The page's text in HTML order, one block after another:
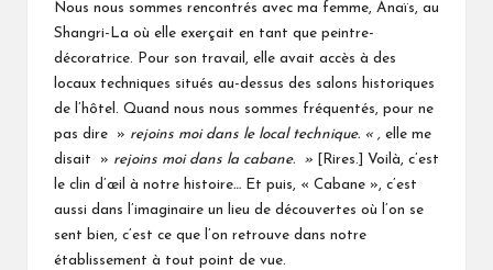
Nous nous sommes rencontrés avec ma femme, Anaïs, au
Shangri-La où elle exerçait en tant que peintre-
décoratrice. Pour son travail, elle avait accès à des
locaux techniques situés au-dessus des salons historiques
de l’hôtel. Quand nous nous sommes fréquentés, pour ne
pas dire » rejoins moi dans le local technique. « , elle me
disait » rejoins moi dans la cabane. »
[Rires.] Voilà, c’est
le clin d’œil à notre histoire… Et puis, « Cabane », c’est
aussi dans l’imaginaire un lieu de découvertes où l’on se
sent bien, c’est ce que l’on retrouve dans notre
établissement à tout point de vue.